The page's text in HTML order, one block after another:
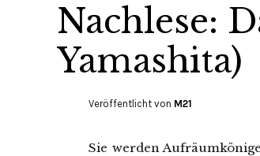
Nachlese:
Yamashita)
Veröffentlicht von M21
Sie werden